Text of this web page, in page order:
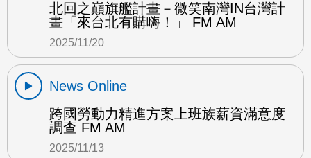
北回之巔旗艦計畫－微笑南灣IN台灣計
畫「來台北有購嗨！」 FM AM
2025/11/20
News Online
跨國勞動力精進方案上班族薪資滿意度
調查 FM AM
2025/11/13